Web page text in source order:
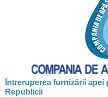
Întreruperea furnizării
Republicii